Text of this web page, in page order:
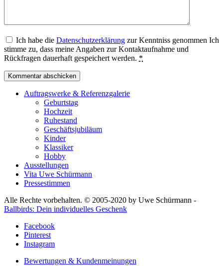
Ich habe die Datenschutzerklärung zur Kenntniss genommen Ich
stimme zu, dass meine Angaben zur Kontaktaufnahme und
Rückfragen dauerhaft gespeichert werden. *
Auftragswerke & Referenzgalerie
Geburtstag
Hochzeit
Ruhestand
Geschäftsjubiläum
Kinder
Klassiker
Hobby
Ausstellungen
Vita Uwe Schürmann
Pressestimmen
Alle Rechte vorbehalten. © 2005-2020 by Uwe Schürmann -
Ballbirds: Dein individuelles Geschenk
Facebook
Pinterest
Instagram
Bewertungen & Kundenmeinungen